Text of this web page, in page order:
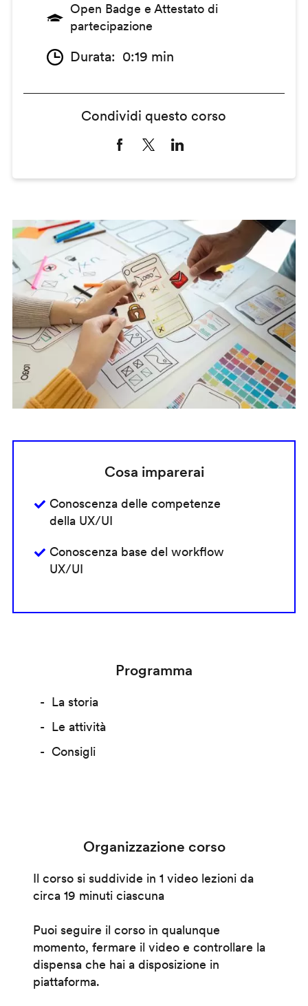
Open Badge e Attestato di
partecipazione
Durata 0:19 min
Condividi questo corso
Cosa imparerai
Conoscenza delle competenze
della UX/UI
Conoscenza base del workflow
UX/UI
Programma
La storia
Le attività
Consigli
Organizzazione corso
Il corso si suddivide in 1 video lezioni da
circa 19 minuti ciascuna
Puoi seguire il corso in qualunque
momento, fermare il video e controllare la
dispensa che hai a disposizione in
piattaforma.